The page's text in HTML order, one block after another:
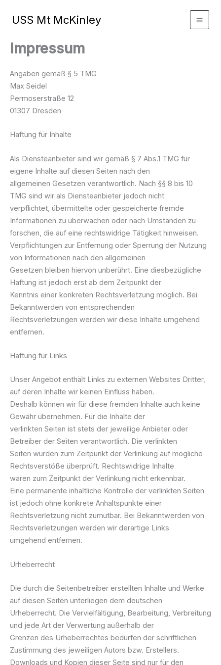
InhaltUSS Mt McKinley
Impressum
Angaben gemäß § 5 TMG
Max Seidel
Permoserstraße 12
01307 Dresden
Haftung für Inhalte
Als Diensteanbieter sind wir gemäß § 7 Abs.1 TMG für
eigene Inhalte auf diesen Seiten nach den
allgemeinen Gesetzen verantwortlich. Nach §§ 8 bis 10
TMG sind wir als Diensteanbieter jedoch nicht
verpflichtet, übermittelte oder gespeicherte fremde
Informationen zu überwachen oder nach Umständen zu
forschen, die auf eine rechtswidrige Tätigkeit hinweisen.
Verpflichtungen zur Entfernung oder Sperrung der Nutzung
von Informationen nach den allgemeinen
Gesetzen bleiben hiervon unberührt. Eine diesbezügliche
Haftung ist jedoch erst ab dem Zeitpunkt der
Kenntnis einer konkreten Rechtsverletzung möglich. Bei
Bekanntwerden von entsprechenden
Rechtsverletzungen werden wir diese Inhalte umgehend
entfernen.
Haftung für Links
Unser Angebot enthält Links zu externen Websites Dritter,
auf deren Inhalte wir keinen Einfluss haben.
Deshalb können wir für diese fremden Inhalte auch keine
Gewähr übernehmen. Für die Inhalte der
verlinkten Seiten ist stets der jeweilige Anbieter oder
Betreiber der Seiten verantwortlich. Die verlinkten
Seiten wurden zum Zeitpunkt der Verlinkung auf mögliche
Rechtsverstöße überprüft. Rechtswidrige Inhalte
waren zum Zeitpunkt der Verlinkung nicht erkennbar.
Eine permanente inhaltliche Kontrolle der verlinkten Seiten
ist jedoch ohne konkrete Anhaltspunkte einer
Rechtsverletzung nicht zumutbar. Bei Bekanntwerden von
Rechtsverletzungen werden wir derartige Links
umgehend entfernen.
Urheberrecht
Die durch die Seitenbetreiber erstellten Inhalte und Werke
auf diesen Seiten unterliegen dem deutschen
Urheberrecht. Die Vervielfältigung, Bearbeitung, Verbreitung
und jede Art der Verwertung außerhalb der
Grenzen des Urheberrechtes bedürfen der schriftlichen
Zustimmung des jeweiligen Autors bzw. Erstellers.
Downloads und Kopien dieser Seite sind nur für den